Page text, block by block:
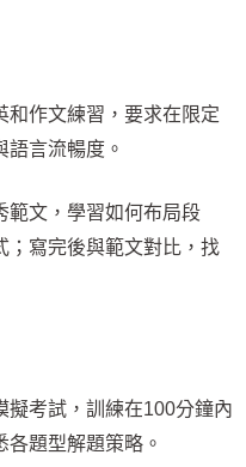
和作文練習，要求在限定
語言流暢度。
範文，學習如何布局段
；寫完後與範文對比，找
擬考試，訓練在100分鐘內
題型解題策略。